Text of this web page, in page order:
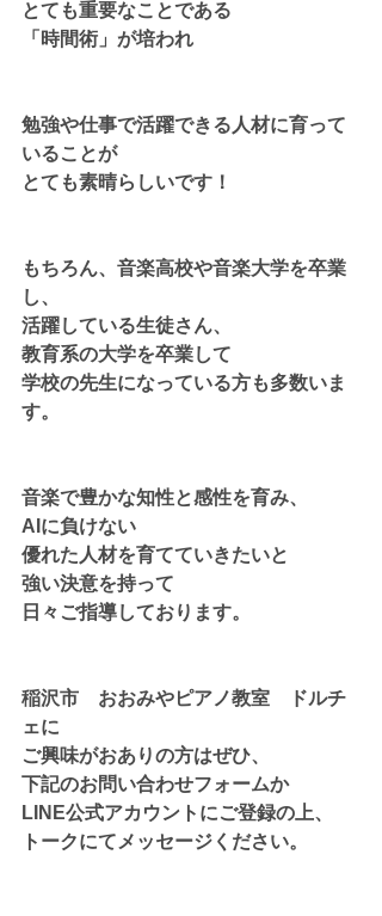
とても重要なことである
「時間術」が培われ
勉強や仕事で活躍できる人材に育って
いることが
とても素晴らしいです！
もちろん、音楽高校や音楽大学を卒業
し、
活躍している生徒さん、
教育系の大学を卒業して
学校の先生になっている方も多数いま
す。
音楽で豊かな知性と感性を育み、
AIに負けない
優れた人材を育てていきたいと
強い決意を持って
日々ご指導しております。
稲沢市　おおみやピアノ教室　ドルチ
ェに
ご興味がおありの方はぜひ、
下記のお問い合わせフォームか
LINE公式アカウントにご登録の上、
トークにてメッセージください。